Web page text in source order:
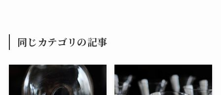
同じカテゴリの記事